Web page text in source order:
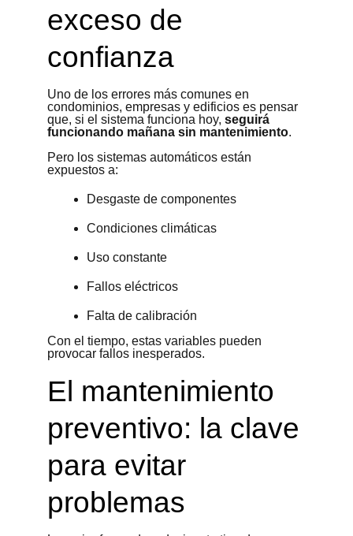
exceso de
confianza
Uno de los errores más comunes en
condominios, empresas y edificios es pensar
que, si el sistema funciona hoy, seguirá
funcionando mañana sin mantenimiento.
Pero los sistemas automáticos están
expuestos a:
Desgaste de componentes
Condiciones climáticas
Uso constante
Fallos eléctricos
Falta de calibración
Con el tiempo, estas variables pueden
provocar fallos inesperados.
El mantenimiento
preventivo: la clave
para evitar
problemas